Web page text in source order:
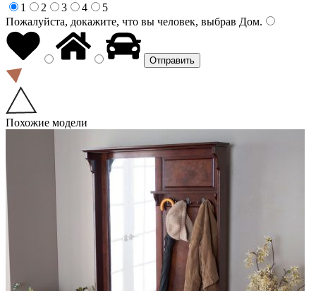
1
2 3 4
5
Пожалуйста, докажите, что вы человек, выбрав Дом.
Похожие модели